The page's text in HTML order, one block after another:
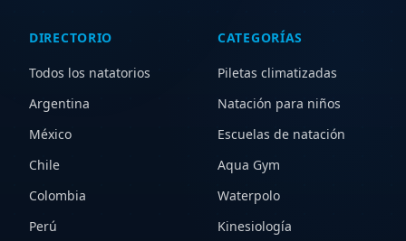
DIRECTORIO
Todos los natatorios
Argentina
México
Chile
Colombia
Perú
CATEGORÍAS
Piletas climatizadas
Natación para niños
Escuelas de natación
Aqua Gym
Waterpolo
Kinesiología